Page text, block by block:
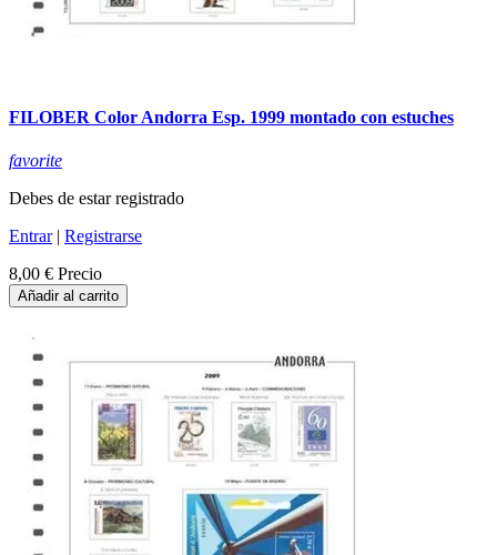
FILOBER Color Andorra Esp. 1999 montado con estuches
favorite
Debes de estar registrado
Entrar| Registrarse
8,00 € Precio
Añadir al carrito